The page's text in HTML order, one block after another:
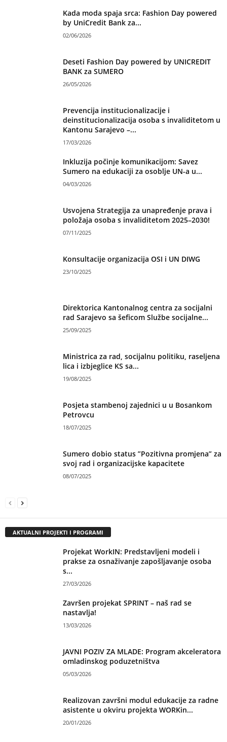
Kada moda spaja srca: Fashion Day powered
by UniCredit Bank za...
02/06/2026
Deseti Fashion Day powered by UNICREDIT
BANK za SUMERO
26/05/2026
Prevencija institucionalizacije i
deinstitucionalizacija osoba s invaliditetom u
Kantonu Sarajevo –...
17/03/2026
Inkluzija počinje komunikacijom: Savez
Sumero na edukaciji za osoblje UN-a u...
04/03/2026
Usvojena Strategija za unapređenje prava i
položaja osoba s invaliditetom 2025–2030!
07/11/2025
Konsultacije organizacija OSI i UN DIWG
23/10/2025
Direktorica Kantonalnog centra za socijalni
rad Sarajevo sa šeficom Službe socijalne...
25/09/2025
Ministrica za rad, socijalnu politiku, raseljena
lica i izbjeglice KS sa...
19/08/2025
Posjeta stambenoj zajednici u u Bosankom
Petrovcu
18/07/2025
Sumero dobio status ”Pozitivna promjena” za
svoj rad i organizacijske kapacitete
08/07/2025
AKTUALNI PROJEKTI I PROGRAMI
Projekat WorkIN: Predstavljeni modeli i
prakse za osnaživanje zapošljavanje osoba
s...
27/03/2026
Završen projekat SPRINT – naš rad se
nastavlja!
13/03/2026
JAVNI POZIV ZA MLADE: Program akceleratora
omladinskog poduzetništva
05/03/2026
Realizovan završni modul edukacije za radne
asistente u okviru projekta WORKin...
20/01/2026